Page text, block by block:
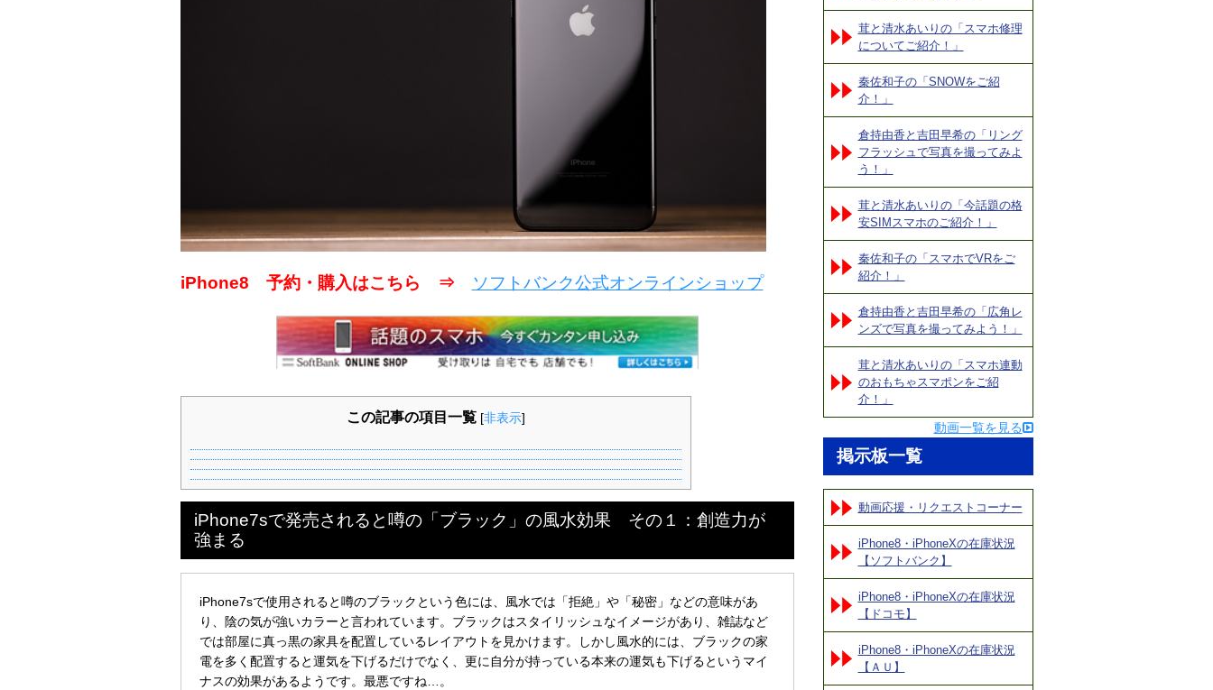
iPhone8 予約・購入はこちら ⇒ ソフトバンク公式オンラインショップ
この記事の項目一覧 [非表示]
iPhone7sで発売されると噂の「ブラック」の風水効果 その１：創造力が
強まる
iPhone7sで使用されると噂のブラックという色には、風水では「拒絶」や「秘密」などの意味があ
り、陰の気が強いカラーと言われています。ブラックはスタイリッシュなイメージがあり、雑誌など
では部屋に真っ黒の家具を配置しているレイアウトを見かけます。しかし風水的には、ブラックの家
電を多く配置すると運気を下げるだけでなく、更に自分が持っている本来の運気も下げるというマイ
ナスの効果があるようです。最悪ですね…。
茸と清水あいりの「スマホ修理
についてご紹介！」
秦佐和子の「SNOWをご紹
介！」
倉持由香と吉田早希の「リング
フラッシュで写真を撮ってみよ
う！」
茸と清水あいりの「今話題の格
安SIMスマホのご紹介！」
秦佐和子の「スマホでVRをご
紹介！」
倉持由香と吉田早希の「広角レ
ンズで写真を撮ってみよう！」
茸と清水あいりの「スマホ連動
のおもちゃスマポンをご紹
介！」
動画一覧を見る
掲示板一覧
動画応援・リクエストコーナー
iPhone8・iPhoneXの在庫状況
【ソフトバンク】
iPhone8・iPhoneXの在庫状況
【ドコモ】
iPhone8・iPhoneXの在庫状況
【ＡＵ】